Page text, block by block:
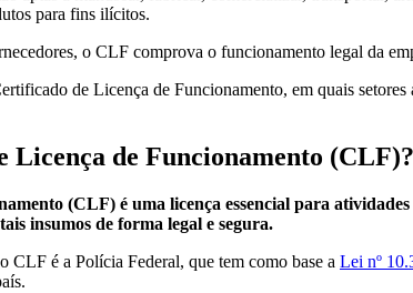
para fins ilícitos.
o CLF comprova o funcionamento legal da
de Licença de Funcionamento, em quais
Licença de Funcionamento (CLF)?
(CLF) é uma licença essencial para
insumos de forma legal e segura.
CLF é a Polícia Federal, que tem como base a Lei nº